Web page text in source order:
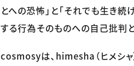
とへの恐怖」と「それでも生き続
する行為そのものへの自己批判
cosmosyは、himesha（ヒメシャ